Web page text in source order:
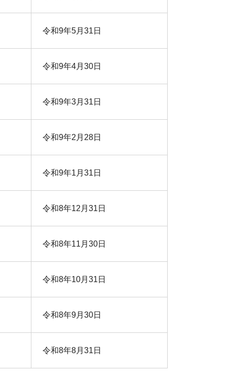
令和9年5月31日
令和9年4月30日
令和9年3月31日
令和9年2月28日
令和9年1月31日
令和8年12月31日
令和8年11月30日
令和8年10月31日
令和8年9月30日
令和8年8月31日